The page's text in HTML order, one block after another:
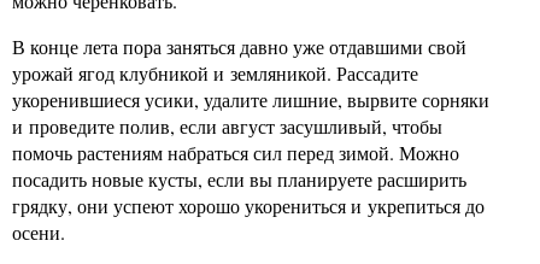
В конце лета пора заняться давно уже отдавшими свой
урожай ягод клубникой и земляникой. Рассадите
укоренившиеся усики, удалите лишние, вырвите сорняки
и проведите полив, если август засушливый, чтобы
помочь растениям набраться сил перед зимой. Можно
посадить новые кусты, если вы планируете расширить
грядку, они успеют хорошо укорениться и укрепиться до
осени.